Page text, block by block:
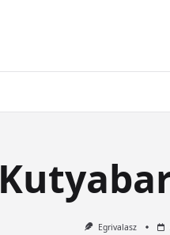
Egrivalasz